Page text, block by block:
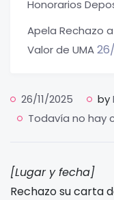
26/11/2025 by
Todavía no hay
[Lugar y fecha]
Rechazo su carta
Honorarios
Apela Rechazo
Valor de UMA